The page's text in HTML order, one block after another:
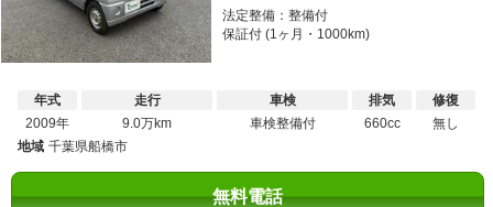
法定整備：整備付
保証付 (1ヶ月・1000km)
年式
2009年
走行
9.0万km
車検
車検整備付
排気
660cc
修復
無し
地域 千葉県船橋市
無料電話